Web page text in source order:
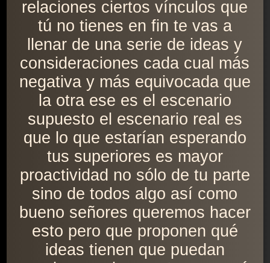
relaciones ciertos vínculos que
tú no tienes en fin te vas a
llenar de una serie de ideas y
consideraciones cada cual más
negativa y más equivocada que
la otra ese es el escenario
supuesto el escenario real es
que lo que estarían esperando
tus superiores es mayor
proactividad no sólo de tu parte
sino de todos algo así como
bueno señores queremos hacer
esto pero que proponen qué
ideas tienen que puedan